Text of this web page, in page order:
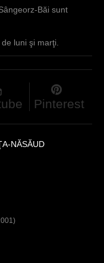
Băi sunt
luni şi marţi.
Pinterest
NĂSĂUD